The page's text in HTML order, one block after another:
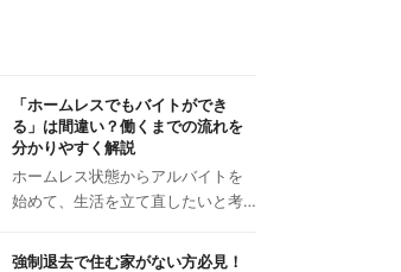
「ホームレスでもバイトができ
る」は間違い？働くまでの流れを
分かりやすく解説
ホームレス状態からアルバイトを
始めて、生活を立て直したいと考…
強制退去で住む家がない方必見！